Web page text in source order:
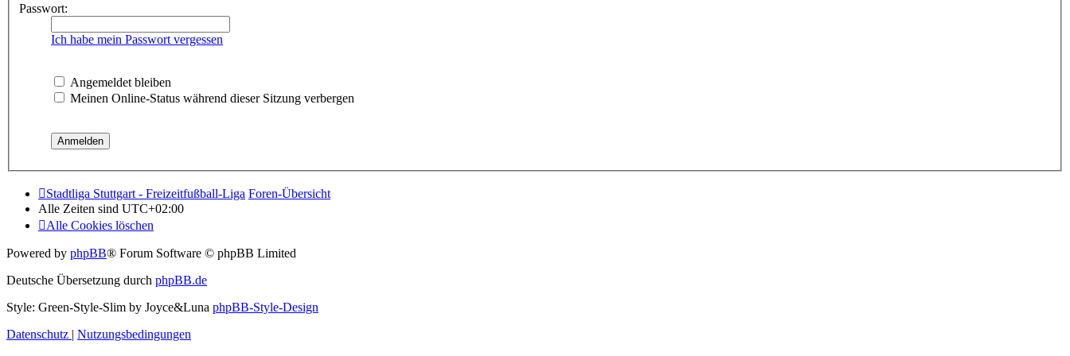
Passwort:
Ich habe mein Passwort vergessen
Angemeldet bleiben
Meinen Online-Status während dieser Sitzung verbergen
Stadtliga Stuttgart - Freizeitfußball-Liga Foren-Übersicht
Alle Zeiten sind UTC+02:00
Alle Cookies löschen
Powered by phpBB® Forum Software © phpBB Limited
Deutsche Übersetzung durch phpBB.de
Style: Green-Style-Slim by Joyce&Luna phpBB-Style-Design
Datenschutz | Nutzungsbedingungen